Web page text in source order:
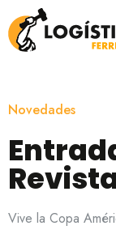
Novedades
Vive la Copa